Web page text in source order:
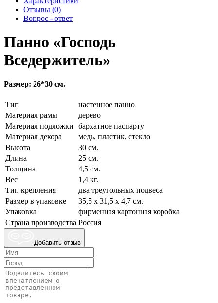
Отзывы (0)
Вопрос - ответ
Панно «Господь
Вседержитель»
Размер: 26*30 см.
Тип
настенное панно
Материал рамы
дерево
Материал подложки
бархатное паспарту
Материал декора
медь, пластик, стекло
Высота
30 см.
Длина
25 см.
Толщина
4,5 см.
Вес
1,4 кг.
Тип крепления
два треугольных подвеса
Размер в упаковке
35,5 х 31,5 х 4,7 см.
Упаковка
фирменная картонная коробка
Страна производства Россия
Добавить отзыв